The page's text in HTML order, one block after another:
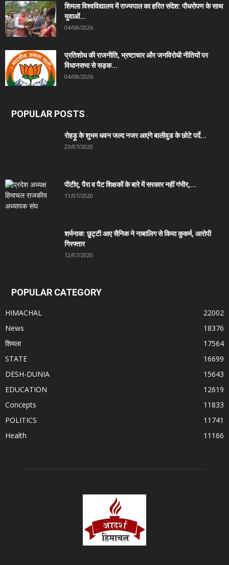
शिमला विश्वविद्यालय में राज्यपाल का हरित संदेश: पौधरोपण के साथ
युवाओं...
04/08/2026
प्रतिशोध की राजनीति, भ्रष्टाचार और जनविरोधी नीतियों पर
विधानसभा से सड़क...
04/08/2026
POPULAR POSTS
रोहड़ू के शुभम धवन जल्द नजर आएंगे बालीवुड के छोटे पर्दे...
23/07/2020
पीटीए, पैरा व पैट शिक्षकों के बारे में सरकार नहीं गंभीर,...
11/07/2020
शर्मनाक: छुट्टी आए सैनिक ने नाबालिग से किया कुकर्म, आरोपी
गिरफ्तार
12/07/2020
POPULAR CATEGORY
HIMACHAL
22002
News
18376
शिमला
17564
STATE
16699
DESH-DUNIA
15643
EDUCATION
12619
Concepts
11833
POLITICS
11741
Health
11166